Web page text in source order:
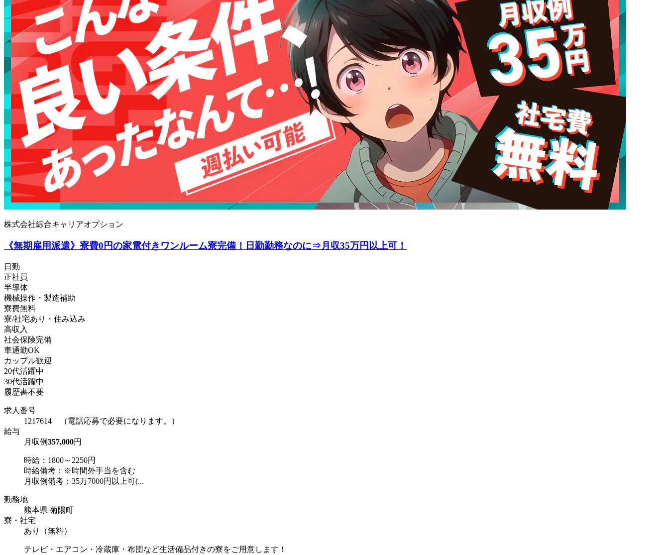
株式会社綜合キャリアオプション
《無期雇用派遣》寮費0円の家電付きワンルーム寮完備！日勤勤務なのに⇒月収35万円以上可！
日勤
正社員
半導体
機械操作・製造補助
寮費無料
寮/社宅あり・住み込み
高収入
社会保険完備
車通勤OK
カップル歓迎
20代活躍中
30代活躍中
履歴書不要
求人番号
1217614 （電話応募で必要になります。）
給与
月収例357,000円
時給：1800～2250円
時給備考：※時間外手当を含む
月収例備考：35万7000円以上可(...
勤務地
熊本県 菊陽町
寮・社宅
あり（無料）
テレビ・エアコン・冷蔵庫・布団など生活備品付きの寮をご用意します！